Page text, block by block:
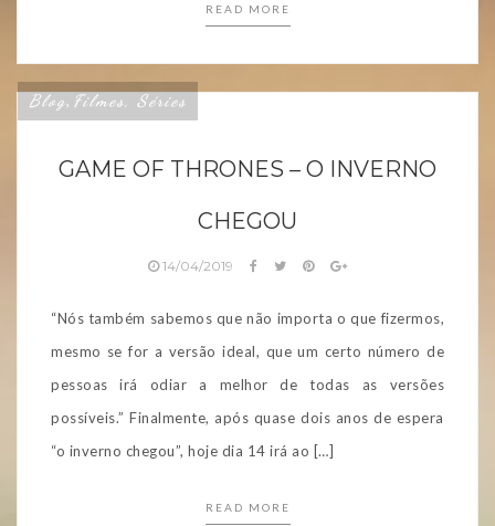
READ MORE
Blog, Filmes, Séries
GAME OF THRONES – O INVERNO
CHEGOU
14/04/2019
“Nós também sabemos que não importa o que fizermos,
mesmo se for a versão ideal, que um certo número de
pessoas irá odiar a melhor de todas as versões
possíveis.” Finalmente, após quase dois anos de espera
“o inverno chegou”, hoje dia 14 irá ao […]
READ MORE